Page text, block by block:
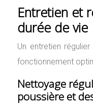
Entretien et
durée de vie
Un entretien
fonctionnement
Nettoyage
poussière et